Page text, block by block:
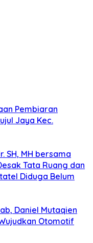
Pembiaran
Jaya Kec.
SH, MH bersama
Tata Ruang dan
Diduga Belum
Daniel Mutaqien
Otomotif